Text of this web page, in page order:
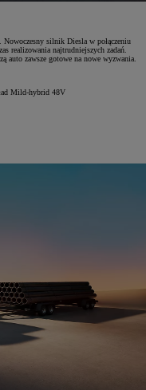
silnik Diesla w połączeniu
realizowania najtrudniejszych zadań.
auto zawsze gotowe na nowe wyzwania.
Mild-hybrid 48V